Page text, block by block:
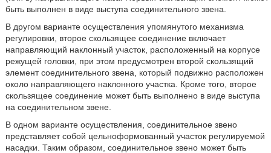
быть выполнен в виде выступа соединительного звена.
В другом варианте осуществления упомянутого механизма
регулировки, второе скользящее соединение включает
направляющий наклонный участок, расположенный на корпусе
режущей головки, при этом предусмотрен второй скользящий
элемент соединительного звена, который подвижно расположен
около направляющего наклонного участка. Кроме того, второе
скользящее соединение может быть выполнено в виде выступа
на соединительном звене.
В одном варианте осуществления, соединительное звено
представляет собой цельноформованный участок регулируемой
насадки. Таким образом, соединительное звено может быть